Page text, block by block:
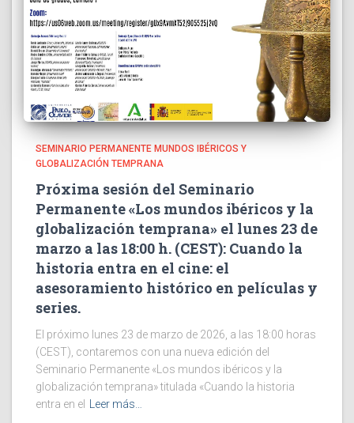
SEMINARIO PERMANENTE MUNDOS IBÉRICOS Y
GLOBALIZACIÓN TEMPRANA
Próxima sesión del Seminario
Permanente «Los mundos ibéricos y la
globalización temprana» el lunes 23 de
marzo a las 18:00 h. (CEST): Cuando la
historia entra en el cine: el
asesoramiento histórico en películas y
series.
El próximo lunes 23 de marzo de 2026, a las 18:00 horas
(CEST), contaremos con una nueva edición del
Seminario Permanente «Los mundos ibéricos y la
globalización temprana» titulada «Cuando la historia
entra en el
Leer más…